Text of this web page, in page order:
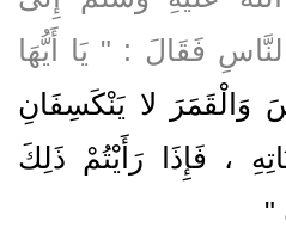
فَقَالَ : " يَا أَيُّهَا
وَالْقَمَرَ لا يَنْكَسِفَانِ
، فَإِذَا رَأَيْتُمْ ذَلِكَ
"